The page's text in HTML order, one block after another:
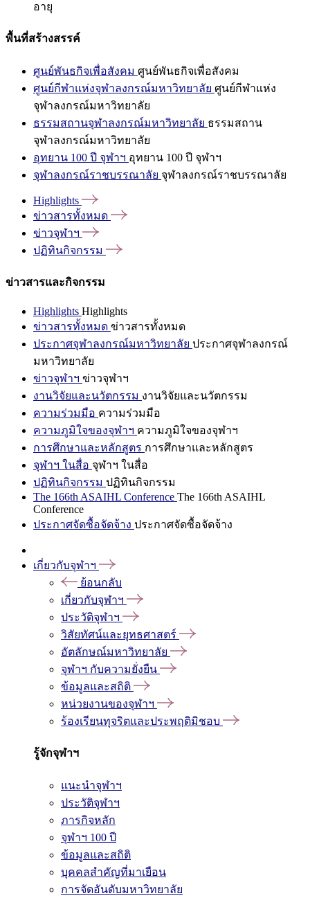
อายุ
พื้นที่สร้างสรรค์
ศูนย์พันธกิจเพื่อสังคม ศูนย์พันธกิจเพื่อสังคม
ศูนย์กีฬาแห่งจุฬาลงกรณ์มหาวิทยาลัย ศูนย์กีฬาแห่ง
จุฬาลงกรณ์มหาวิทยาลัย
ธรรมสถานจุฬาลงกรณ์มหาวิทยาลัย ธรรมสถาน
จุฬาลงกรณ์มหาวิทยาลัย
อุทยาน 100 ปี จุฬาฯ อุทยาน 100 ปี จุฬาฯ
จุฬาลงกรณ์ราชบรรณาลัย จุฬาลงกรณ์ราชบรรณาลัย
Highlights
ข่าวสารทั้งหมด
ข่าวจุฬาฯ
ปฏิทินกิจกรรม
ข่าวสารและกิจกรรม
Highlights Highlights
ข่าวสารทั้งหมด ข่าวสารทั้งหมด
ประกาศจุฬาลงกรณ์มหาวิทยาลัย ประกาศจุฬาลงกรณ์
มหาวิทยาลัย
ข่าวจุฬาฯ ข่าวจุฬาฯ
งานวิจัยและนวัตกรรม งานวิจัยและนวัตกรรม
ความร่วมมือ ความร่วมมือ
ความภูมิใจของจุฬาฯ ความภูมิใจของจุฬาฯ
การศึกษาและหลักสูตร การศึกษาและหลักสูตร
จุฬาฯ ในสื่อ จุฬาฯ ในสื่อ
ปฏิทินกิจกรรม ปฏิทินกิจกรรม
The 166th ASAIHL Conference The 166th ASAIHL
Conference
ประกาศจัดซื้อจัดจ้าง ประกาศจัดซื้อจัดจ้าง
เกี่ยวกับจุฬาฯ
ย้อนกลับ
เกี่ยวกับจุฬาฯ
ประวัติจุฬาฯ
วิสัยทัศน์และยุทธศาสตร์
อัตลักษณ์มหาวิทยาลัย
จุฬาฯ กับความยั่งยืน
ข้อมูลและสถิติ
หน่วยงานของจุฬาฯ
ร้องเรียนทุจริตและประพฤติมิชอบ
รู้จักจุฬาฯ
แนะนำจุฬาฯ
ประวัติจุฬาฯ
ภารกิจหลัก
จุฬาฯ 100 ปี
ข้อมูลและสถิติ
บุคคลสำคัญที่มาเยือน
การจัดอันดับมหาวิทยาลัย